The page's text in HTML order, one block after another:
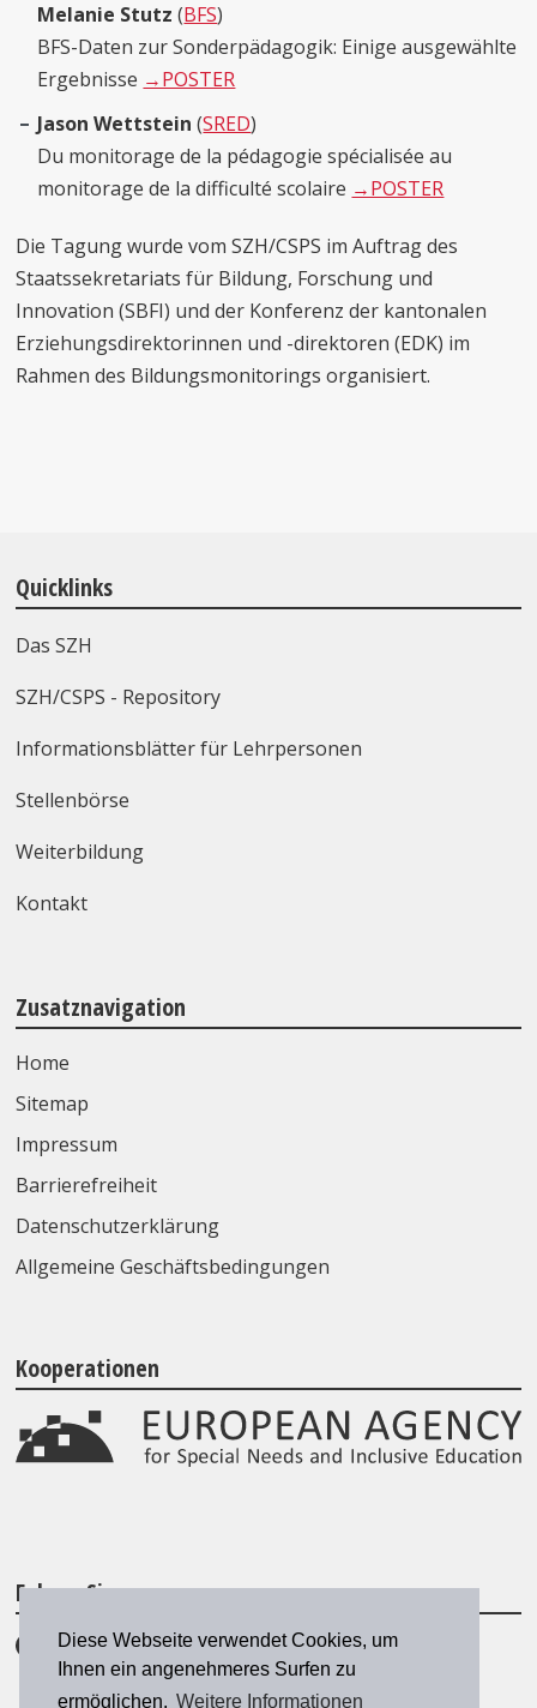
Diese Webseite verwendet Cookies, um
Ihnen ein angenehmeres Surfen zu
ermöglichen. Weitere Informationen
Melanie Stutz(BFS)
BFS-Daten zur Sonderpädagogik: Einige ausgewählte
Ergebnisse →POSTER
Jason Wettstein (SRED)
Du monitorage de la pédagogie spécialisée au
monitorage de la difficulté scolaire →POSTER
Die Tagung wurde vom SZH/CSPS im Auftrag des
Staatssekretariats für Bildung, Forschung und
Innovation (SBFI) und der Konferenz der kantonalen
Erziehungsdirektorinnen und -direktoren (EDK) im
Rahmen des Bildungsmonitorings organisiert.
Quicklinks
Das SZH
SZH/CSPS - Repository
Informationsblätter für Lehrpersonen
Stellenbörse
Weiterbildung
Kontakt
Zusatznavigation
Home
Sitemap
Impressum
Barrierefreiheit
Datenschutzerklärung
Allgemeine Geschäftsbedingungen
Kooperationen
Folgen Sie uns